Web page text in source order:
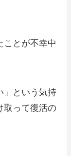
ことが不幸中
」という気持
取って復活の